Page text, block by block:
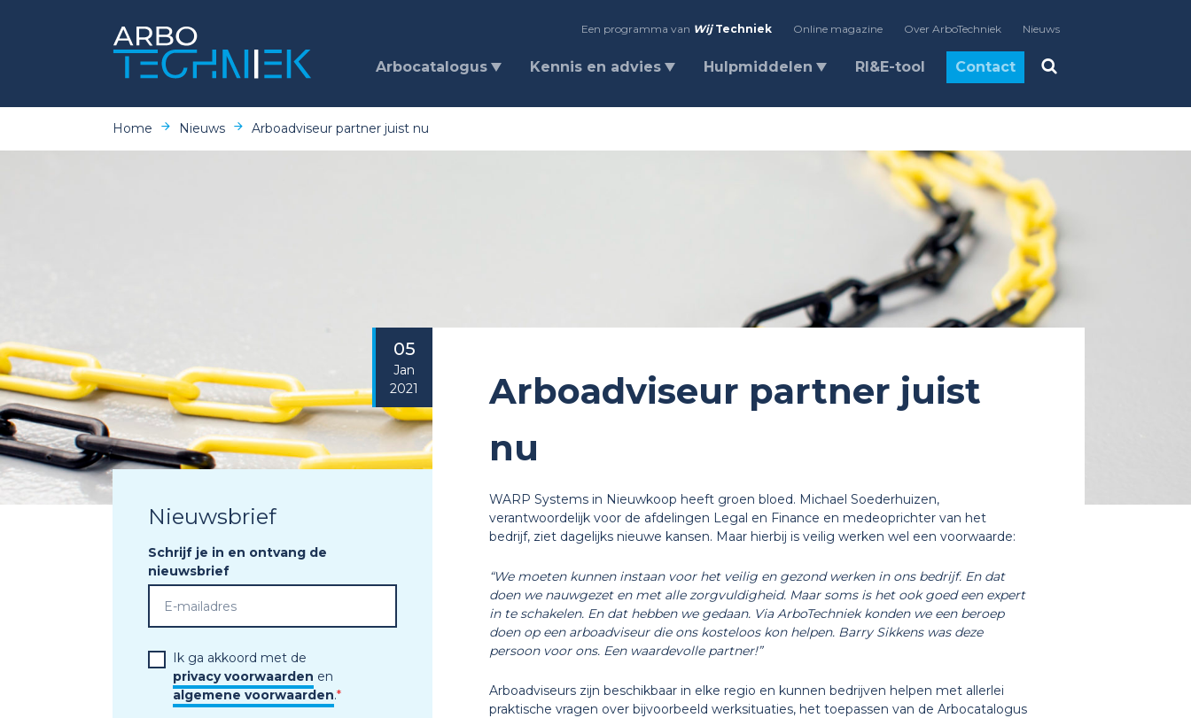
Een programma van Wij Techniek Online magazine Over ArboTechniek Nieuws
Arbocatalogus Kennis en advies Hulpmiddelen RI&E-tool Contact
Home Nieuws Arboadviseur partner juist nu
05
Jan
2021
Arboadviseur partner juist
nu
WARP Systems in Nieuwkoop heeft groen bloed. Michael Soederhuizen,
verantwoordelijk voor de afdelingen Legal en Finance en medeoprichter van het
bedrijf, ziet dagelijks nieuwe kansen. Maar hierbij is veilig werken wel een voorwaarde:
“We moeten kunnen instaan voor het veilig en gezond werken in ons bedrijf. En dat
doen we nauwgezet en met alle zorgvuldigheid. Maar soms is het ook goed een expert
in te schakelen. En dat hebben we gedaan. Via ArboTechniek konden we een beroep
doen op een arboadviseur die ons kosteloos kon helpen. Barry Sikkens was deze
persoon voor ons. Een waardevolle partner!”
Arboadviseurs zijn beschikbaar in elke regio en kunnen bedrijven helpen met allerlei
praktische vragen over bijvoorbeeld werksituaties, het toepassen van de Arbocatalogus
Nieuwsbrief
Schrijf je in en ontvang de
nieuwsbrief
Ik ga akkoord met de
privacy voorwaarden en
algemene voorwaarden.*